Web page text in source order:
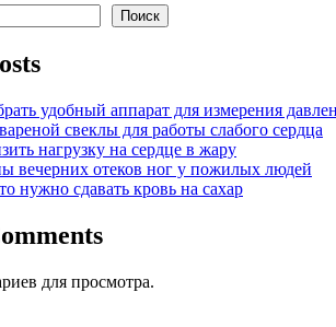
Поиск
удобный аппарат для измерения
свеклы для работы слабого сердца
нагрузку на сердце в жару
вечерних отеков ног у пожилых людей
нужно сдавать кровь на сахар
для просмотра.